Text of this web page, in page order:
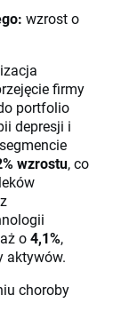
wzrost o
firmy
portfolio
depresji i
wzrostu, co
o4,1%,
aktywów.
choroby